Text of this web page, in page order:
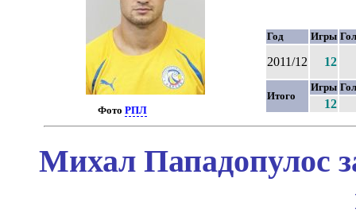
Фото РПЛ
Год Игры
2011/12 12
Итого
Игры
12
Михал Пападопулос